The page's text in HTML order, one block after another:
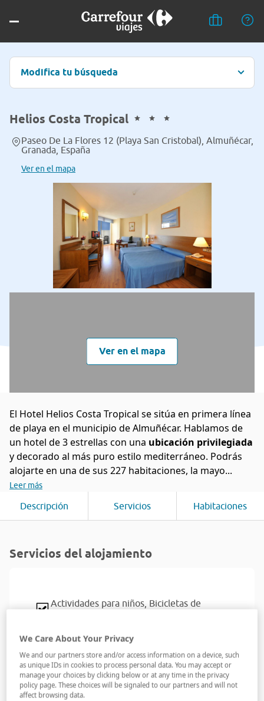
Modifica tu búsqueda
Helios Costa Tropical
Paseo De La Flores 12 (Playa San Cristobal), Almuñécar,
Granada, España
Ver en el mapa
Ver en el mapa
El Hotel Helios Costa Tropical se sitúa en primera línea
de playa en el municipio de Almuñécar. Hablamos de
un hotel de 3 estrellas con una ubicación privilegiada
y decorado al más puro estilo mediterráneo. Podrás
alojarte en una de sus 227 habitaciones, la mayo...
Leer más
Descripción Servicios Habitaciones
Servicios del alojamiento
Actividades para niños, Bicicletas de
Ascensores, Caja de seguridad,
Acceso a Internet,Acceso a Internet Wifi
Alquiler de bicicletas,
We Care About Your Privacy
We and our partners store and/or access information on a device, such
as unique IDs in cookies to process personal data. You may accept or
manage your choices by clicking below or at any time in the privacy
policy page. These choices will be signaled to our partners and will not
affect browsing data.